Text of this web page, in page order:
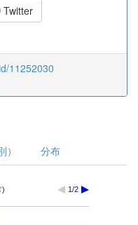
Twitter
11252030
分布
) 1/2